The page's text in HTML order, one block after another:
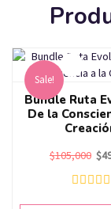
Bundle Ruta
De la
$105,000 $
Sale!